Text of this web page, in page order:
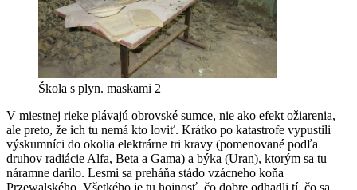
Škola s plyn. maskami 2
V miestnej rieke plávajú obrovské sumce, nie ako efekt ožiarenia,
ale preto, že ich tu nemá kto loviť. Krátko po katastrofe vypustili
výskumníci do okolia elektrárne tri kravy (pomenované podľa
druhov radiácie Alfa, Beta a Gama) a býka (Uran), ktorým sa tu
náramne darilo. Lesmi sa preháňa stádo vzácneho koňa
Przewalského. Všetkého je tu hojnosť, čo dobre odhadli tí, čo sa